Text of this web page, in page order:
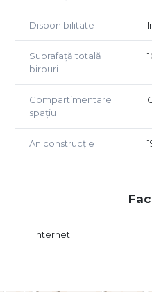
Preț chirie lunară: 590
o lună.
Agent Exclusiv Golden Real
Disponibilitate
Suprafață totală
birouri
Compartimentare
spațiu
An construcție
Internet